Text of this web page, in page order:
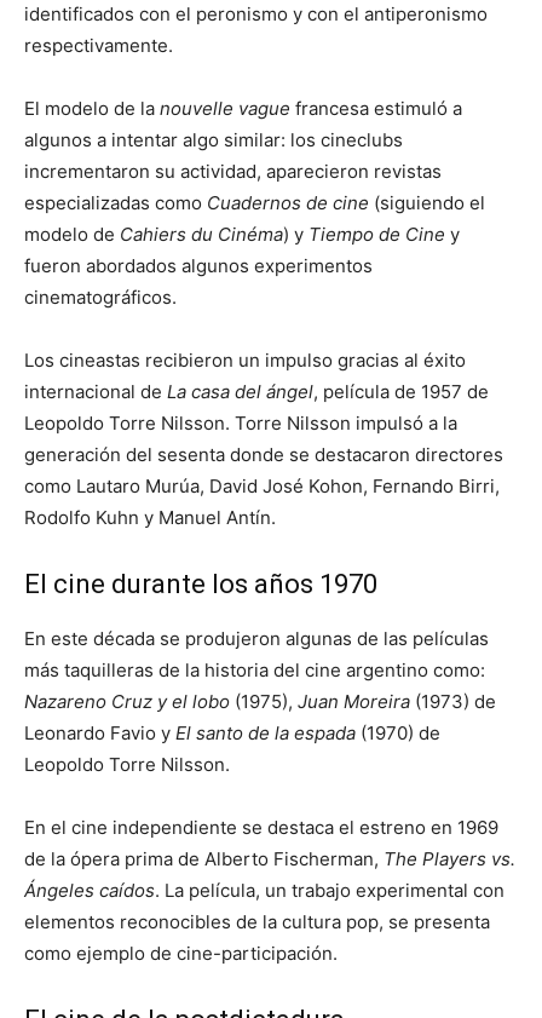
identificados con el peronismo y con el antiperonismo
respectivamente.​
El modelo de la nouvelle vague francesa estimuló a
algunos a intentar algo similar: los cineclubs
incrementaron su actividad, aparecieron revistas
especializadas como Cuadernos de cine (siguiendo el
modelo de Cahiers du Cinéma) y Tiempo de Cine y
fueron abordados algunos experimentos
cinematográficos.​
Los cineastas recibieron un impulso gracias al éxito
internacional de La casa del ángel, película de 1957 de
Leopoldo Torre Nilsson.​ Torre Nilsson impulsó a la
generación del sesenta donde se destacaron directores
como Lautaro Murúa, David José Kohon, Fernando Birri,
Rodolfo Kuhn y Manuel Antín.​
El cine durante los años 1970
En este década se produjeron algunas de las películas
más taquilleras de la historia del cine argentino como:
Nazareno Cruz y el lobo (1975), Juan Moreira (1973) de
Leonardo Favio y El santo de la espada (1970) de
Leopoldo Torre Nilsson.
En el cine independiente se destaca el estreno en 1969
de la ópera prima de Alberto Fischerman, The Players vs.
Ángeles caídos. La película, un trabajo experimental con
elementos reconocibles de la cultura pop, se presenta
como ejemplo de cine-participación.